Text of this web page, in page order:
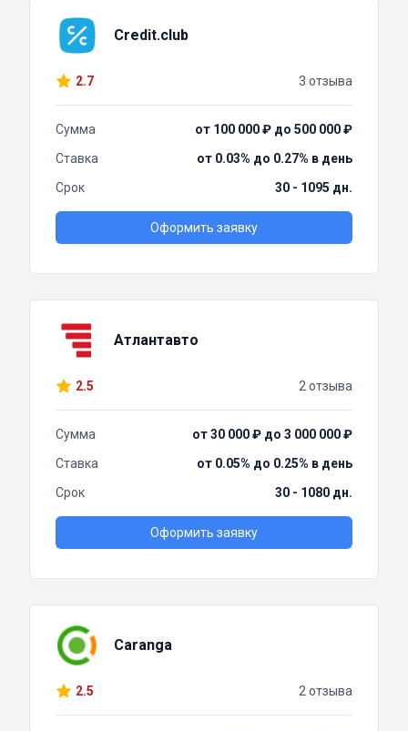
Credit.club
2.7 3 отзыва
Сумма
от 100 000 ₽ до 500 000 ₽
Ставка
от 0.03% до 0.27% в день
Срок
30 - 1095 дн.
Оформить заявку
Атлантавто
2.5 2 отзыва
Сумма
от 30 000 ₽ до 3 000 000 ₽
Ставка
от 0.05% до 0.25% в день
Срок
30 - 1080 дн.
Оформить заявку
Caranga
2.5 2 отзыва